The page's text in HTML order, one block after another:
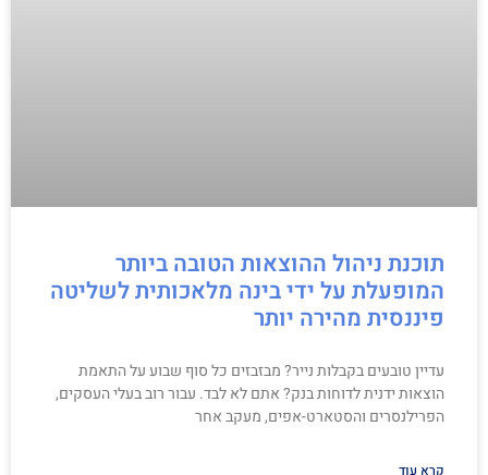
תוכנת ניהול ההוצאות הטובה ביותר
המופעלת על ידי בינה מלאכותית לשליטה
פיננסית מהירה יותר
עדיין טובעים בקבלות נייר? מבזבזים כל סוף שבוע על התאמת
הוצאות ידנית לדוחות בנק? אתם לא לבד. עבור רוב בעלי העסקים,
הפרילנסרים והסטארט-אפים, מעקב אחר